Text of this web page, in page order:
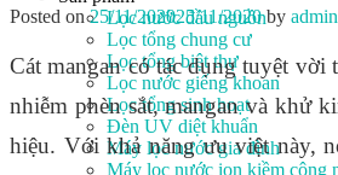
Lọc nước đầu nguồn
Lọc tổng chung cư
Lọc tổng biệt thự
Lọc nước giếng khoan
Lọc tổng sinh hoạt
Đèn UV diệt khuẩn
Máy lọc nước gia đình
Máy lọc nước ion kiềm công
Posted on25/11/202025/11/2020 by admin
Cát mangan có tác dụng tuyệt
nhiễm phèn sắt, mangan và khử
hiệu. Với khả năng ưu việt này,